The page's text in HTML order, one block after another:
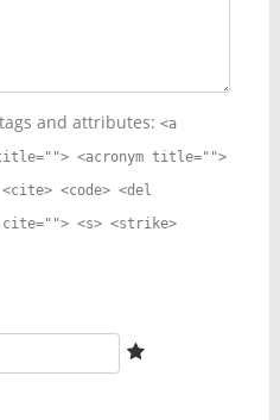
and attributes: <a
<acronym title="">
<code> <del
cite=""> <s> <strike>